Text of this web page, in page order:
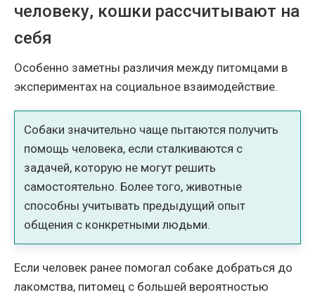
человеку, кошки рассчитывают на
себя
Особенно заметны различия между питомцами в
экспериментах на социальное взаимодействие.
Собаки значительно чаще пытаются получить
помощь человека, если сталкиваются с
задачей, которую не могут решить
самостоятельно. Более того, животные
способны учитывать предыдущий опыт
общения с конкретными людьми.
Если человек ранее помогал собаке добраться до
лакомства, питомец с большей вероятностью